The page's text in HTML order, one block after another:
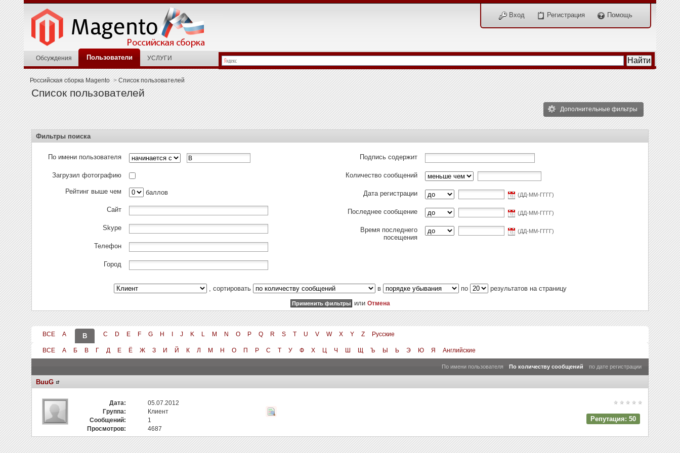
Вход Регистрация Помощь
Обсуждения Пользователи УСЛУГИ
Российская сборка Magento > Список пользователей
Список пользователей
Дополнительные фильтры
Фильтры поиска
По имени пользователя
Загрузил фотографию
Рейтинг выше чем баллов
Сайт
Skype
Телефон
Город
Подпись содержит
Количество сообщений
Дата регистрации (ДД-ММ-ГГГГ)
Последнее сообщение (ДД-ММ-ГГГГ)
Время последнего
посещения
(ДД-ММ-ГГГГ)
, сортировать в по
результатов на страницу
или Отмена
ВСЕ A B C D E F G H J K M N O P Q R S T U V W X Y Z Русские
ВСЕ А Б В Г Д Е Ё Ж З И Й К Л М Н О П Р С Т У Ф Х Ч Ъ Ы Ь Э Ю Я Английские
По имени пользователя По количеству сообщений по дате регистрации
BuuG
Дата:
05.07.2012
Группа:
Клиент
Сообщений:
1
Просмотров:
4687
Репутация: 50